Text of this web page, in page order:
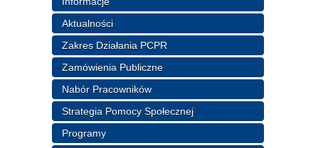
Aktualności
Zakres Działania PCPR
Zamówienia Publiczne
Nabór Pracowników
Strategia Pomocy Społecznej
Programy